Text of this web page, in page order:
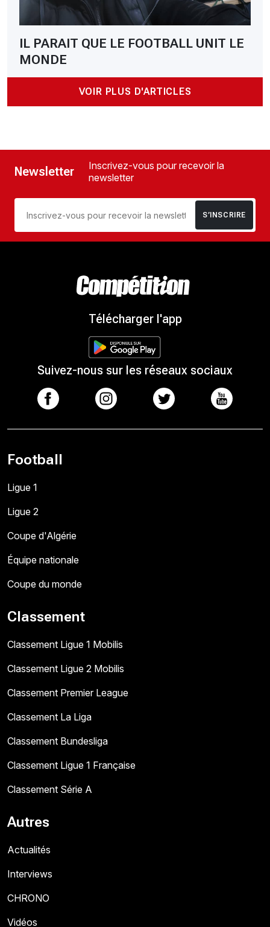
IL PARAIT QUE LE FOOTBALL UNIT LE
MONDE
VOIR PLUS D'ARTICLES
Newsletter
Inscrivez-vous pour recevoir la
newsletter
S’INSCRIRE
Télécharger l'app
Suivez-nous sur les réseaux sociaux
Football
Ligue 1
Ligue 2
Coupe d'Algérie
Équipe nationale
Coupe du monde
Classement
Classement Ligue 1 Mobilis
Classement Ligue 2 Mobilis
Classement Premier League
Classement La Liga
Classement Bundesliga
Classement Ligue 1 Française
Classement Série A
Autres
Actualités
Interviews
CHRONO
Vidéos